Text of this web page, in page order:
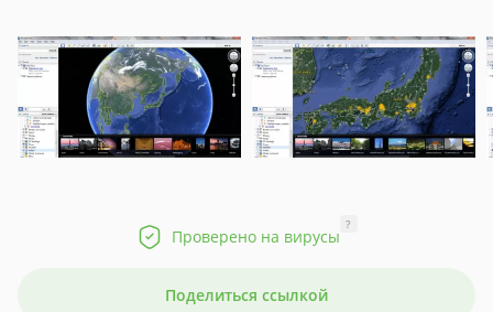
Проверено на вирусы
?
Поделиться ссылкой